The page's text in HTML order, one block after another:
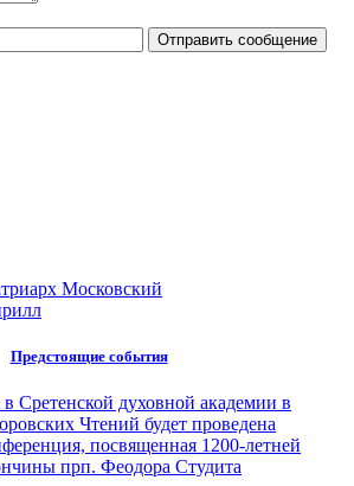
Московский
Предстоящие события
в Сретенской духовной академии в
Чтений будет проведена
посвященная 1200-летней
прп. Феодора Студита